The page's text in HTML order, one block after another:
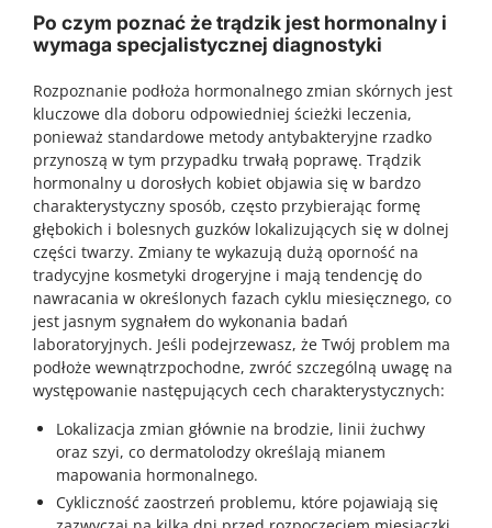
Po czym poznać że trądzik jest hormonalny i
wymaga specjalistycznej diagnostyki
Rozpoznanie podłoża hormonalnego zmian skórnych jest
kluczowe dla doboru odpowiedniej ścieżki leczenia,
ponieważ standardowe metody antybakteryjne rzadko
przynoszą w tym przypadku trwałą poprawę. Trądzik
hormonalny u dorosłych kobiet objawia się w bardzo
charakterystyczny sposób, często przybierając formę
głębokich i bolesnych guzków lokalizujących się w dolnej
części twarzy. Zmiany te wykazują dużą oporność na
tradycyjne kosmetyki drogeryjne i mają tendencję do
nawracania w określonych fazach cyklu miesięcznego, co
jest jasnym sygnałem do wykonania badań
laboratoryjnych. Jeśli podejrzewasz, że Twój problem ma
podłoże wewnątrzpochodne, zwróć szczególną uwagę na
występowanie następujących cech charakterystycznych:
Lokalizacja zmian głównie na brodzie, linii żuchwy
oraz szyi, co dermatolodzy określają mianem
mapowania hormonalnego.
Cykliczność zaostrzeń problemu, które pojawiają się